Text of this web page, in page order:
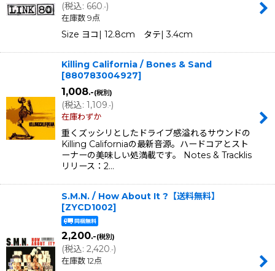
(税込: 660.-)
在庫数 9点
Size ヨコ| 12.8cm タテ| 3.4cm
Killing California / Bones & Sand
[880783004927]
1,008.-(税別)
(税込: 1,109.-)
在庫わずか
重くズッシリとしたドライブ感溢れるサウンドの
Killing Californiaの最新音源。ハードコアとスト
ーナーの美味しい処満載です。 Notes & Tracklis
リリース：2…
S.M.N. / How About It ?【送料無料】
[ZYCD1002]
2,200.-(税別)
(税込: 2,420.-)
在庫数 12点